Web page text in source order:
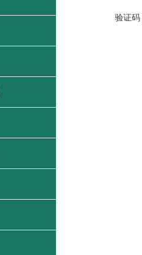
验证码